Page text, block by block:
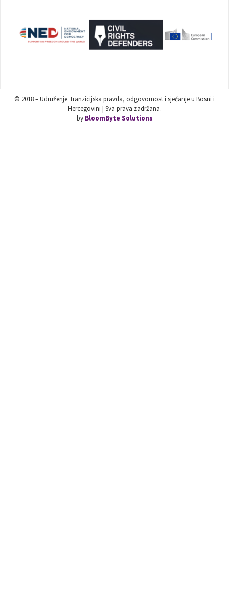
© 2018 – Udruženje Tranzicijska pravda, odgovornost i sjećanje u Bosni i
Hercegovini | Sva prava zadržana.
by BloomByte Solutions